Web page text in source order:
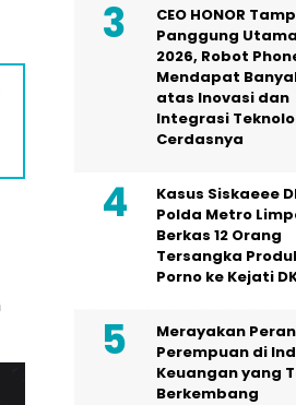
CEO HONOR
Panggung
2026, Robot
Mendapat
atas Inovasi dan
Integrasi
Cerdasnya
Kasus Siskaeee
Polda Metro
Berkas 12 Orang
Tersangka
Porno ke Kejati
Merayakan Peran
Perempuan di
Keuangan yang
Berkembang